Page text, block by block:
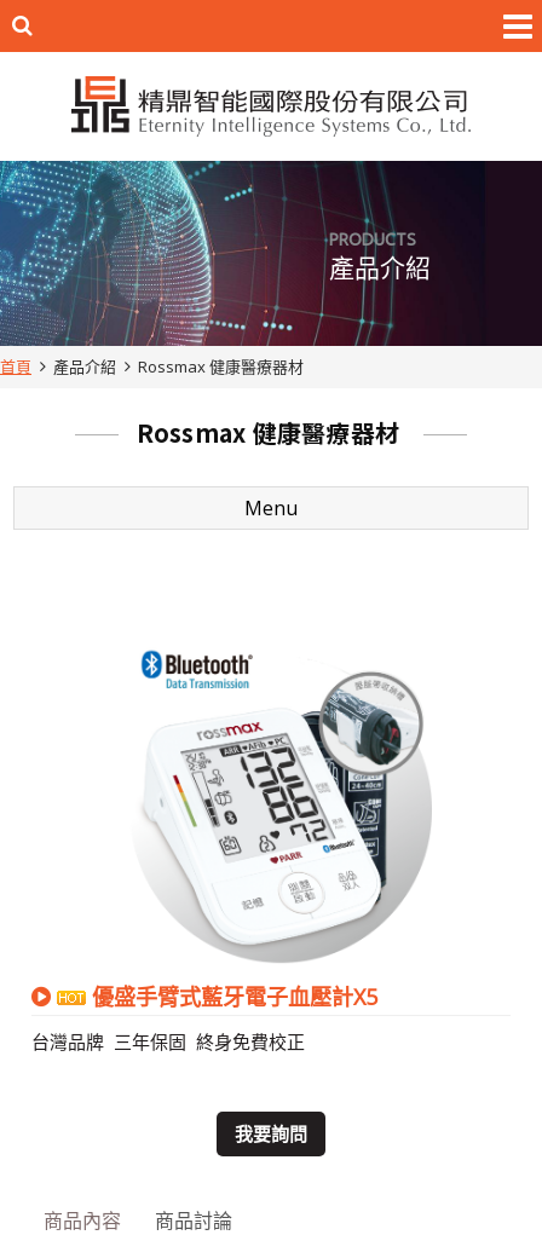
PRODUCTS
產品介紹
首頁 產品介紹 Rossmax 健康醫療器材
Rossmax 健康醫療器材
Menu
優盛手臂式藍牙電子血壓計X5
台灣品牌 三年保固 終身免費校正
我要詢問
商品內容 商品討論